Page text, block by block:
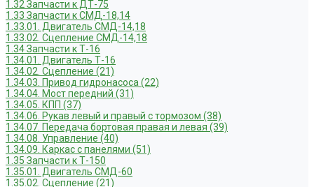
1.32 Запчасти к ДТ-75
1.33 Запчасти к СМД-18,14
1.33.01. Двигатель СМД-14,18
1.33.02. Сцепление СМД-14,18
1.34 Запчасти к Т-16
1.34.01. Двигатель Т-16
1.34.02. Сцепление (21)
1.34.03. Привод гидронасоса (22)
1.34.04. Мост передний (31)
1.34.05. КПП (37)
1.34.06. Рукав левый и правый с тормозом (38)
1.34.07. Передача бортовая правая и левая (39)
1.34.08. Управление (40)
1.34.09. Каркас с панелями (51)
1.35 Запчасти к Т-150
1.35.01. Двигатель СМД-60
1.35.02. Сцепление (21)